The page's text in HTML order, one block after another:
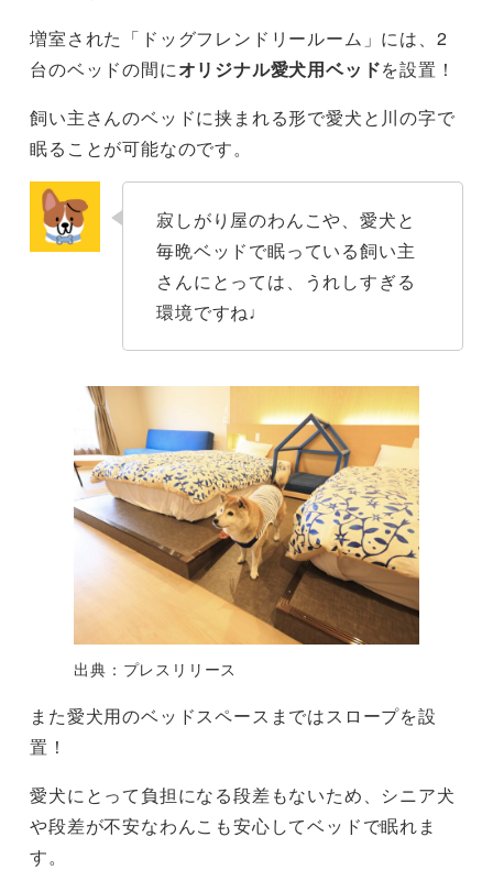
増室された「ドッグフレンドリールーム」には、2
台のベッドの間にオリジナル愛犬用ベッドを設置！
飼い主さんのベッドに挟まれる形で愛犬と川の字で
眠ることが可能なのです。
寂しがり屋のわんこや、愛犬と
毎晩ベッドで眠っている飼い主
さんにとっては、うれしすぎる
環境ですね♩
出典：プレスリリース
また愛犬用のベッドスペースまではスロープを設
置！
愛犬にとって負担になる段差もないため、シニア犬
や段差が不安なわんこも安心してベッドで眠れま
す。